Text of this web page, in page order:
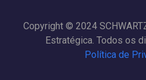
Copyright © 2024
Estratégica. Todos os
Política de